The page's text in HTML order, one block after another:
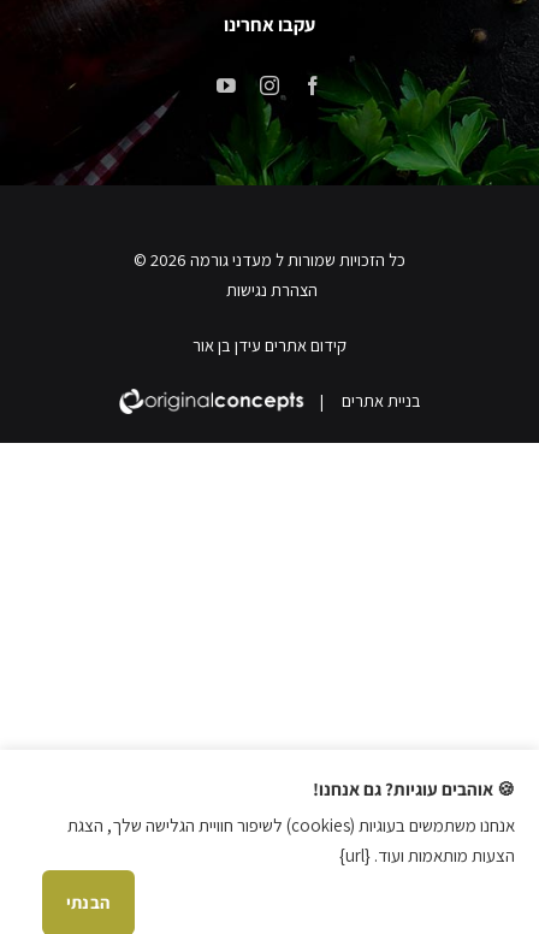
עקבו אחרינו
כל הזכויות שמורות ל מעדני גורמה 2026 ©
הצהרת נגישות
קידום אתרים עידן בן אור
בניית אתרים |
🍪 אוהבים עוגיות? גם אנחנו!
אנחנו משתמשים בעוגיות (cookies) לשיפור חוויית הגלישה שלך, הצגת
הצעות מותאמות ועוד. {url}
הבנתי